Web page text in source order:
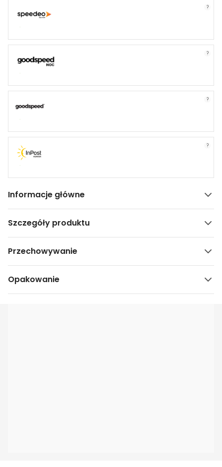
?
?
?
?
Informacje główne
Szczegóły produktu
Przechowywanie
Opakowanie